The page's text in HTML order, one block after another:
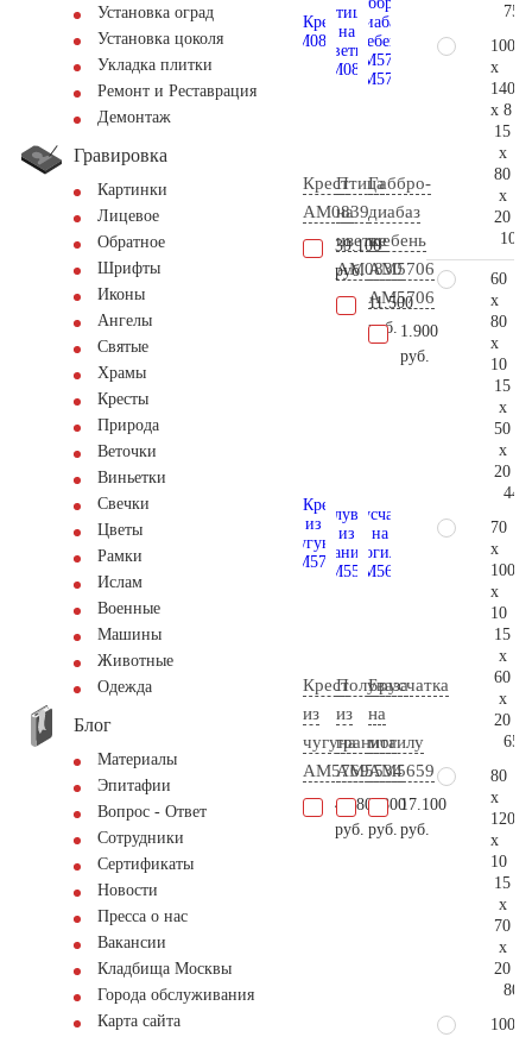
Установка оград
Установка цоколя
Укладка плитки
Ремонт и Реставрация
Демонтаж
Гравировка
Картинки
Лицевое
Обратное
Шрифты
Иконы
Ангелы
Святые
Храмы
Кресты
Природа
Веточки
Виньетки
Свечки
Цветы
Рамки
Ислам
Военные
Машины
Животные
Одежда
Блог
Материалы
Эпитафии
Вопрос - Ответ
Сотрудники
Сертификаты
Новости
Пресса о нас
Вакансии
Кладбища Москвы
Города обслуживания
Карта сайта
Крест
AM0839
39.100
руб.
Птица
на
цветке
AM0830
11.500
руб.
Габбро-
диабаз
щебень
АМ5706
AM5706
1.900
руб.
Крест
из
чугуна
AM5769
45.800
руб.
Полуваза
из
гранита
AM5534
4.800
руб.
Брусчатка
на
могилу
AM5659
17.100
руб.
100
x
140
x 8
15
x
80
x
20
60
x
80
x
10
15
x
50
x
20
70
x
100
x
10
15
x
60
x
20
80
x
120
x
10
15
x
70
x
20
100